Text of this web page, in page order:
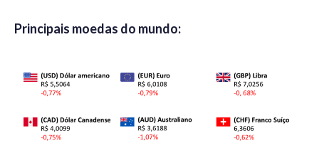
Principais moedas do mundo: